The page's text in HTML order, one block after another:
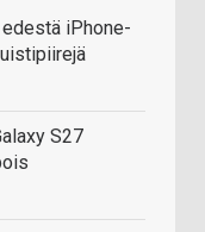
iPhone-
S27